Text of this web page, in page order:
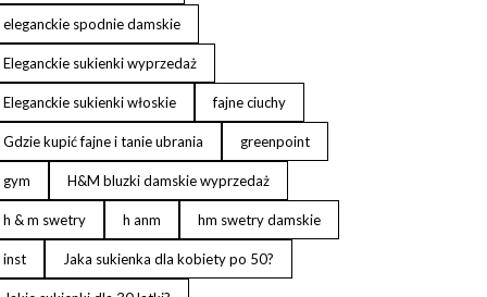
eleganckie spodnie damskie
Eleganckie sukienki wyprzedaż
Eleganckie sukienki włoskie fajne ciuchy
Gdzie kupić fajne i tanie ubrania greenpoint
gym H&M bluzki damskie wyprzedaż
h & m swetry h anm hm swetry damskie
inst Jaka sukienka dla kobiety po 50?